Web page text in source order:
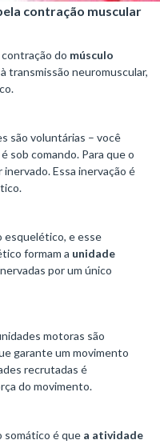
contração muscular
do músculo
transmissão neuromuscular,
são voluntárias – você
sob comando. Para que o
Essa inervação é
esquelético, e esse
formam a unidade
por um único
motoras são
garante um movimento
recrutadas é
do movimento.
somático é que a atividade